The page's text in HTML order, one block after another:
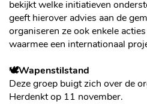
bekijkt welke initiatieven
geeft hierover advies aan de
organiseren ze ook enkele
waarmee een internationaal
🕊️Wapenstilstand
Deze groep buigt zich over de
Herdenkt op 11 november.